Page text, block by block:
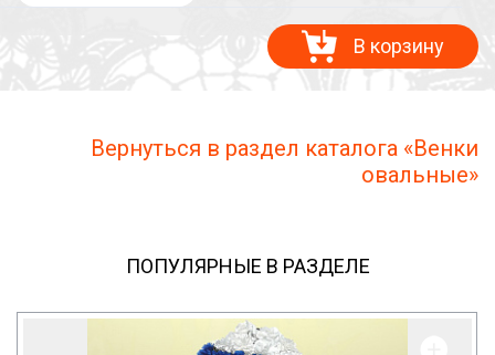
В корзину
Вернуться в раздел каталога «Венки
овальные»
ПОПУЛЯРНЫЕ В РАЗДЕЛЕ